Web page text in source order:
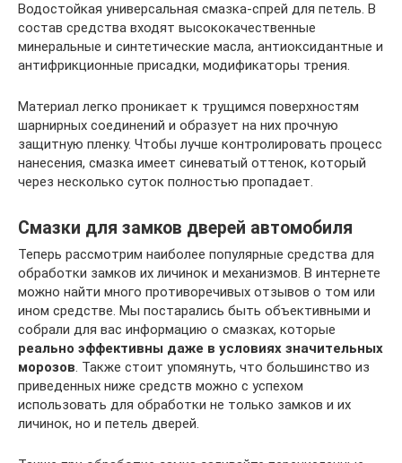
Водостойкая универсальная смазка-спрей для петель. В
состав средства входят высококачественные
минеральные и синтетические масла, антиоксидантные и
антифрикционные присадки, модификаторы трения.
Материал легко проникает к трущимся поверхностям
шарнирных соединений и образует на них прочную
защитную пленку. Чтобы лучше контролировать процесс
нанесения, смазка имеет синеватый оттенок, который
через несколько суток полностью пропадает.
Смазки для замков дверей автомобиля
Теперь рассмотрим наиболее популярные средства для
обработки замков их личинок и механизмов. В интернете
можно найти много противоречивых отзывов о том или
ином средстве. Мы постарались быть объективными и
собрали для вас информацию о смазках, которые
реально эффективны даже в условиях значительных
морозов. Также стоит упомянуть, что большинство из
приведенных ниже средств можно с успехом
использовать для обработки не только замков и их
личинок, но и петель дверей.